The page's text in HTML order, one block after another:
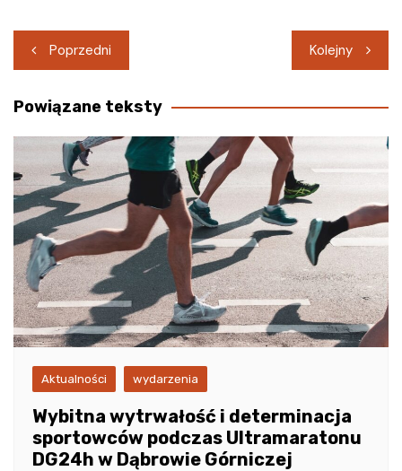
Nawigacja
wpisu
Poprzedni Kolejny
Powiązane teksty
Aktualności wydarzenia
Wybitna wytrwałość i determinacja
sportowców podczas Ultramaratonu
DG24h w Dąbrowie Górniczej